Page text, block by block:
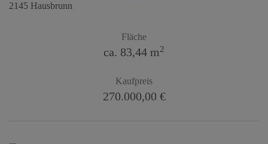
2145 Hausbrunn
Fläche
ca. 83,44 m2
Kaufpreis
270.000,00 €